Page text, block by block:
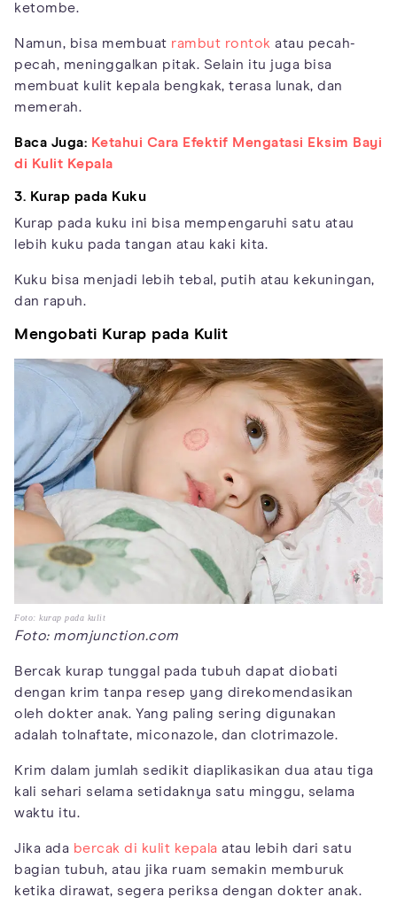
ketombe.
Namun, bisa membuat rambut rontok atau pecah-
pecah, meninggalkan pitak. Selain itu juga bisa
membuat kulit kepala bengkak, terasa lunak, dan
memerah.
Baca Juga: Ketahui Cara Efektif Mengatasi Eksim Bayi
di Kulit Kepala
3. Kurap pada Kuku
Kurap pada kuku ini bisa mempengaruhi satu atau
lebih kuku pada tangan atau kaki kita.
Kuku bisa menjadi lebih tebal, putih atau kekuningan,
dan rapuh.
Mengobati Kurap pada Kulit
Foto: kurap pada kulit
Foto: momjunction.com
Bercak kurap tunggal pada tubuh dapat diobati
dengan krim tanpa resep yang direkomendasikan
oleh dokter anak. Yang paling sering digunakan
adalah tolnaftate, miconazole, dan clotrimazole.
Krim dalam jumlah sedikit diaplikasikan dua atau tiga
kali sehari selama setidaknya satu minggu, selama
waktu itu.
Jika ada bercak di kulit kepala atau lebih dari satu
bagian tubuh, atau jika ruam semakin memburuk
ketika dirawat, segera periksa dengan dokter anak.